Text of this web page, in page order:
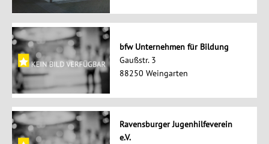
bfw Unternehmen für Bildung
Gaußstr. 3
88250 Weingarten
Ravensburger Jugenhilfeverein
e.V.